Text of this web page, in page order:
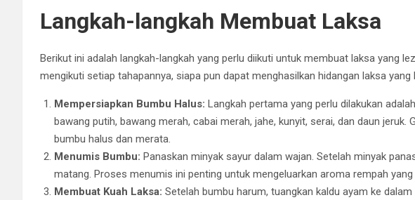
Langkah-langkah Membuat Laksa
Berikut ini adalah langkah-langkah yang perlu diikuti untuk membuat laksa yang
mengikuti setiap tahapannya, siapa pun dapat menghasilkan hidangan laksa
Mempersiapkan Bumbu Halus: Langkah pertama yang perlu dilakukan
bawang putih, bawang merah, cabai merah, jahe, kunyit, serai, dan daun jeruk.
bumbu halus dan merata.
Menumis Bumbu: Panaskan minyak sayur dalam wajan. Setelah minyak
matang. Proses menumis ini penting untuk mengeluarkan aroma rempah yang
Membuat Kuah Laksa: Setelah bumbu harum, tuangkan kaldu ayam ke